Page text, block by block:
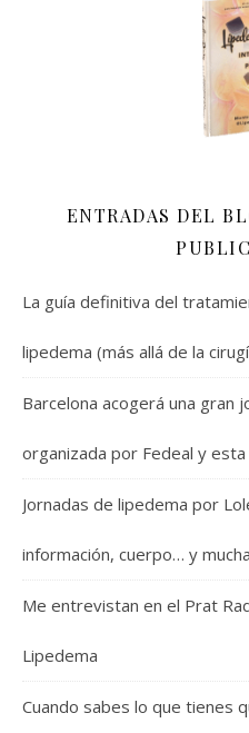
ENTRADAS DEL
La guía definitiva del
lipedema (más allá de la
Barcelona acogerá una gran
organizada por Fedeal y
Jornadas de lipedema por
información, cuerpo… y
Me entrevistan en el Prat
Lipedema
Cuando sabes lo que tienes